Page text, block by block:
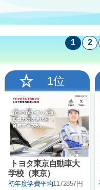
1 2
1位
トヨタ東京自動車大
学校（東京）
初年度学費平均1172857円